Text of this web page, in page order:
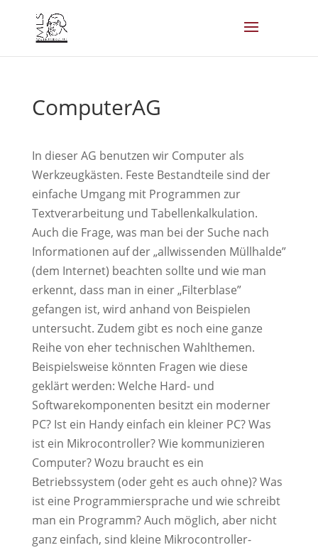
ComputerAG
In dieser AG benutzen wir Computer als
Werkzeugkästen. Feste Bestandteile sind der
einfache Umgang mit Programmen zur
Textverarbeitung und Tabellenkalkulation.
Auch die Frage, was man bei der Suche nach
Informationen auf der „allwissenden Müllhalde”
(dem Internet) beachten sollte und wie man
erkennt, dass man in einer „Filterblase”
gefangen ist, wird anhand von Beispielen
untersucht. Zudem gibt es noch eine ganze
Reihe von eher technischen Wahlthemen.
Beispielsweise könnten Fragen wie diese
geklärt werden: Welche Hard- und
Softwarekomponenten besitzt ein moderner
PC? Ist ein Handy einfach ein kleiner PC? Was
ist ein Mikrocontroller? Wie kommunizieren
Computer? Wozu braucht es ein
Betriebssystem (oder geht es auch ohne)? Was
ist eine Programmiersprache und wie schreibt
man ein Programm? Auch möglich, aber nicht
ganz einfach, sind kleine Mikrocontroller-